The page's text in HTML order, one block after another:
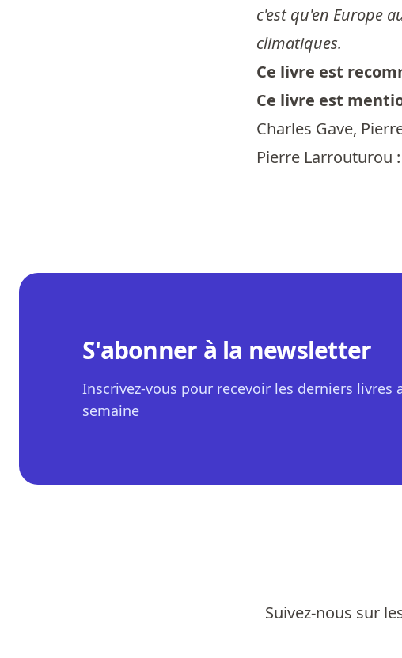
c'est qu'en Europe
climatiques.
Ce livre est
Ce livre est
Charles Gave,
Pierre Larrouturou
S'abonner à la newsletter
Inscrivez-vous pour recevoir les derniers
semaine
Suivez-nous sur